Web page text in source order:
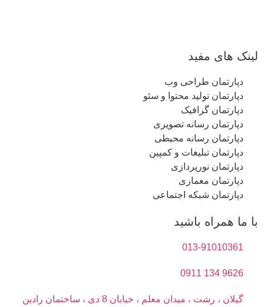
لینک های مفید
دپارتمان طراحی وب
دپارتمان تولید محتوا و سئو
دپارتمان گرافیک
دپارتمان رسانه تصویری
دپارتمان رسانه محیطی
دپارتمان تبلیغات و کمپین
دپارتمان نورپردازی
دپارتمان معماری
دپارتمان شبکه اجتماعی
با ما همراه باشید
013-91010361
9626 134 0911
گیلان ، رشت ، میدان معلم ، خیابان 8 دی ، ساختمان رادین